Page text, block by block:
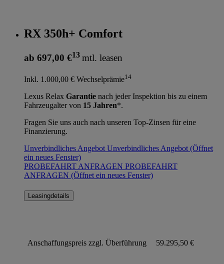
RX 350h+ Comfort
ab 697,00 €13 mtl. leasen
Inkl. 1.000,00 € Wechselprämie14
Lexus Relax Garantie nach jeder Inspektion bis zu einem
Fahrzeugalter von 15 Jahren*.
Fragen Sie uns auch nach unseren Top-Zinsen für eine
Finanzierung.
Unverbindliches Angebot Unverbindliches Angebot (Öffnet
ein neues Fenster)
PROBEFAHRT ANFRAGEN PROBEFAHRT
ANFRAGEN (Öffnet ein neues Fenster)
Leasingdetails
Anschaffungspreis zzgl. Überführung 59.295,50 €